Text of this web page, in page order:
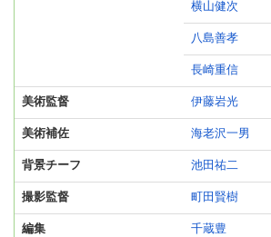
横山健次
八島善孝
長崎重信
美術監督 伊藤岩光
美術補佐 海老沢一男
背景チーフ 池田祐二
撮影監督 町田賢樹
編集 千蔵豊